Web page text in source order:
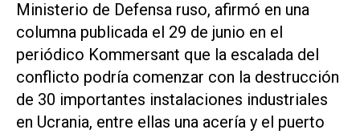
Ministerio de Defensa ruso, afirmó en una
columna publicada el 29 de junio en el
periódico Kommersant que la escalada del
conflicto podría comenzar con la destrucción
de 30 importantes instalaciones industriales
en Ucrania, entre ellas una acería y el puerto